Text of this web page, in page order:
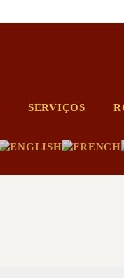
SERVIÇOS